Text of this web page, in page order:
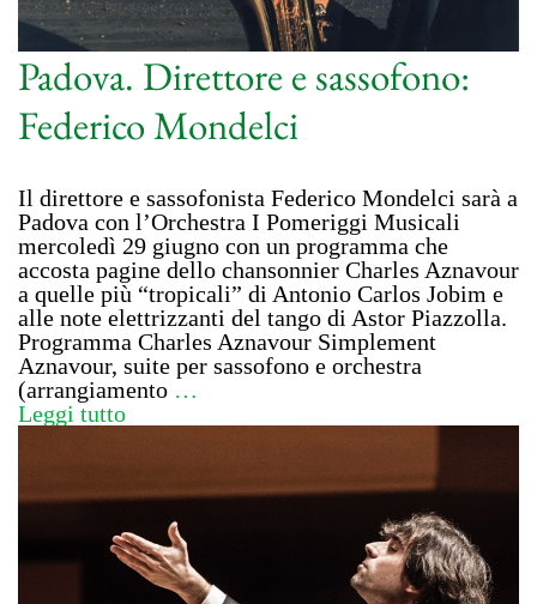
Padova. Direttore e sassofono:
Federico Mondelci
Il direttore e sassofonista Federico Mondelci sarà a
Padova con l’Orchestra I Pomeriggi Musicali
mercoledì 29 giugno con un programma che
accosta pagine dello chansonnier Charles Aznavour
a quelle più “tropicali” di Antonio Carlos Jobim e
alle note elettrizzanti del tango di Astor Piazzolla.
Programma Charles Aznavour Simplement
Aznavour, suite per sassofono e orchestra
(arrangiamento …
Leggi tutto